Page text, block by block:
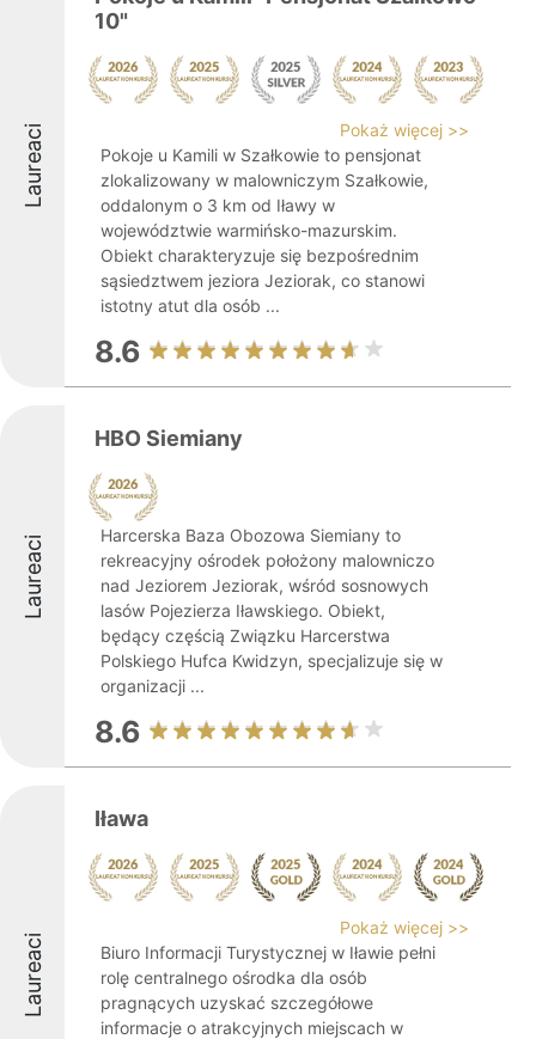
Laureaci
10"
Pokaż więcej >>
Pokoje u Kamili w Szałkowie to pensjonat
zlokalizowany w malowniczym Szałkowie,
oddalonym o 3 km od Iławy w
województwie warmińsko-mazurskim.
Obiekt charakteryzuje się bezpośrednim
sąsiedztwem jeziora Jeziorak, co stanowi
istotny atut dla osób ...
8.6
Laureaci
HBO Siemiany
Harcerska Baza Obozowa Siemiany to
rekreacyjny ośrodek położony malowniczo
nad Jeziorem Jeziorak, wśród sosnowych
lasów Pojezierza Iławskiego. Obiekt,
będący częścią Związku Harcerstwa
Polskiego Hufca Kwidzyn, specjalizuje się w
organizacji ...
8.6
Laureaci
Iława
Pokaż więcej >>
Biuro Informacji Turystycznej w Iławie pełni
rolę centralnego ośrodka dla osób
pragnących uzyskać szczegółowe
informacje o atrakcyjnych miejscach w